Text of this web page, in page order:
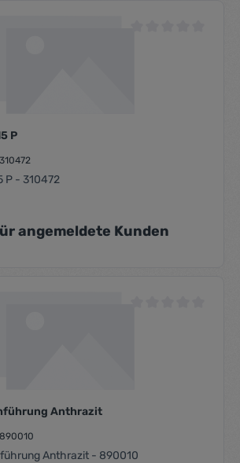
P
P - 310472
angemeldete Kunden
Anthrazit
Anthrazit - 890010